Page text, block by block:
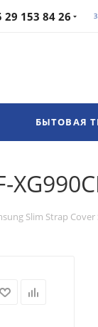
29 153 84 26
БЫТОВАЯ
Slim Strap Cover